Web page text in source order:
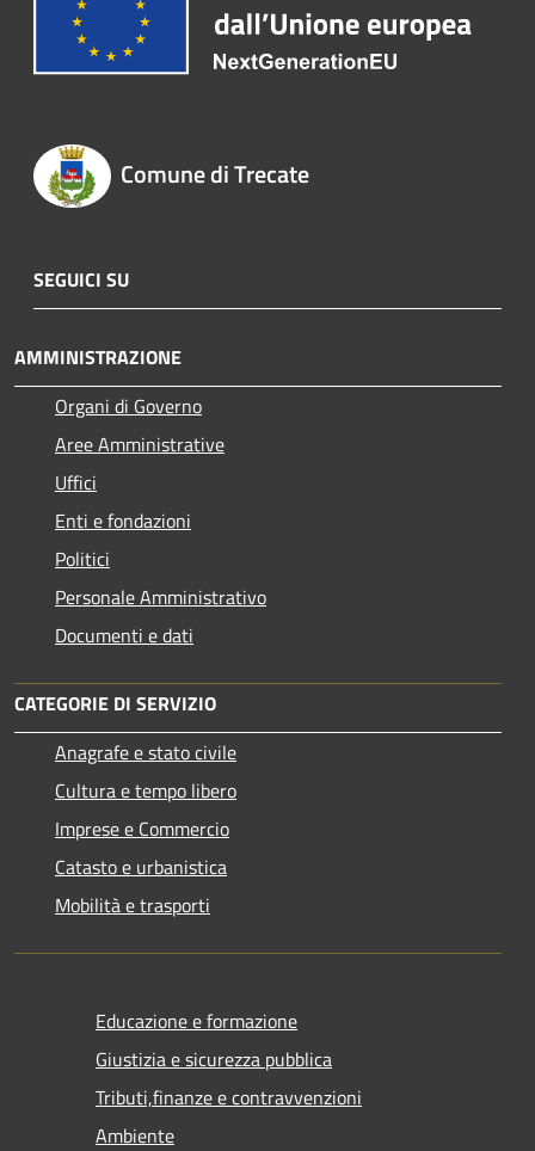
Comune di Trecate
SEGUICI SU
AMMINISTRAZIONE
Organi di Governo
Aree Amministrative
Uffici
Enti e fondazioni
Politici
Personale Amministrativo
Documenti e dati
CATEGORIE DI SERVIZIO
Anagrafe e stato civile
Cultura e tempo libero
Imprese e Commercio
Catasto e urbanistica
Mobilità e trasporti
Educazione e formazione
Giustizia e sicurezza pubblica
Tributi,finanze e contravvenzioni
Ambiente